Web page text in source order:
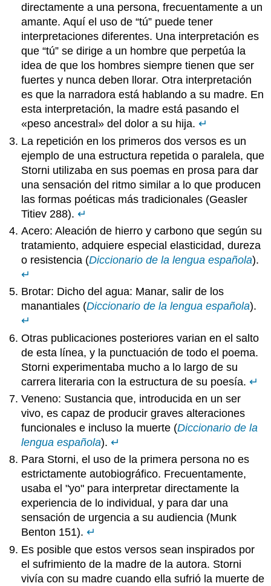
directamente a una persona, frecuentamente a un
amante. Aquí el uso de “tú” puede tener
interpretaciones diferentes. Una interpretación es
que “tú” se dirige a un hombre que perpetúa la
idea de que los hombres siempre tienen que ser
fuertes y nunca deben llorar. Otra interpretación
es que la narradora está hablando a su madre. En
esta interpretación, la madre está pasando el
«peso ancestral» del dolor a su hija.↵
La repetición en los primeros dos versos es un
ejemplo de una estructura repetida o paralela, que
Storni utilizaba en sus poemas en prosa para dar
una sensación del ritmo similar a lo que producen
las formas poéticas más tradicionales (Geasler
Titiev 288).↵
Acero: Aleación de hierro y carbono que según su
tratamiento, adquiere especial elasticidad, dureza
o resistencia (Diccionario de la lengua española).
↵
Brotar: Dicho del agua: Manar, salir de los
manantiales (Diccionario de la lengua española).
↵
Otras publicaciones posteriores varian en el salto
de esta línea, y la punctuación de todo el poema.
Storni experimentaba mucho a lo largo de su
carrera literaria con la estructura de su poesía.↵
Veneno: Sustancia que, introducida en un ser
vivo, es capaz de producir graves alteraciones
funcionales e incluso la muerte (Diccionario de la
lengua española).↵
Para Storni, el uso de la primera persona no es
estrictamente autobiográfico. Frecuentamente,
usaba el "yo" para interpretar directamente la
experiencia de lo individual, y para dar una
sensación de urgencia a su audiencia (Munk
Benton 151).↵
Es posible que estos versos sean inspirados por
el sufrimiento de la madre de la autora. Storni
vivía con su madre cuando ella sufrió la muerte de